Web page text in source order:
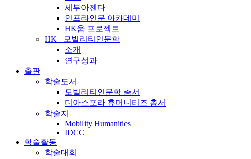
세부아젠다
인프라인문 아카데미
HK움 프로젝트
HK+ 모빌리티인문학
소개
연구성과
출판
학술도서
모빌리티인문학 총서
디아스포라 휴머니티즈 총서
학술지
Mobility Humanities
IDCC
학술활동
학술대회